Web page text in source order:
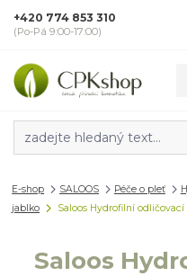
+420 774 853 310
(Po-Pá 9:00-17:00)
E-shop SALOOS Péče o pleť
jablko
Saloos Hydrofilní
Saloos